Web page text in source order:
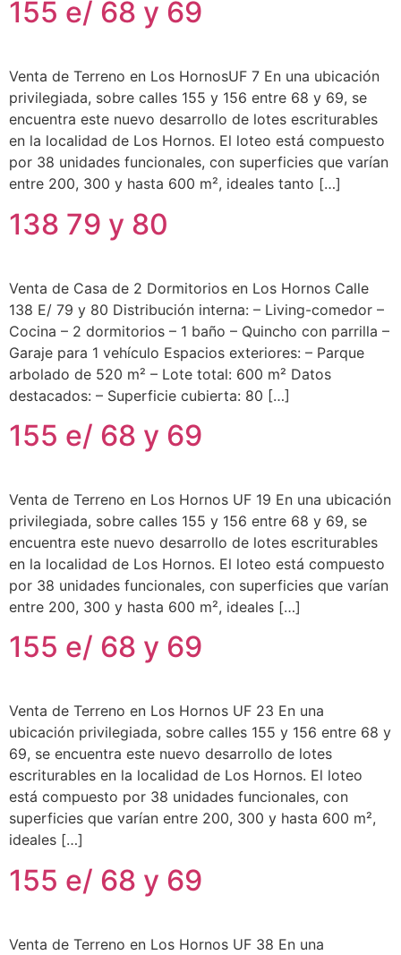
155 e/ 68 y 69
Venta de Terreno en Los HornosUF 7 En una ubicación
privilegiada, sobre calles 155 y 156 entre 68 y 69, se
encuentra este nuevo desarrollo de lotes escriturables
en la localidad de Los Hornos. El loteo está compuesto
por 38 unidades funcionales, con superficies que varían
entre 200, 300 y hasta 600 m², ideales tanto […]
138 79 y 80
Venta de Casa de 2 Dormitorios en Los Hornos Calle
138 E/ 79 y 80 Distribución interna: – Living-comedor –
Cocina – 2 dormitorios – 1 baño – Quincho con parrilla –
Garaje para 1 vehículo Espacios exteriores: – Parque
arbolado de 520 m² – Lote total: 600 m² Datos
destacados: – Superficie cubierta: 80 […]
155 e/ 68 y 69
Venta de Terreno en Los Hornos UF 19 En una ubicación
privilegiada, sobre calles 155 y 156 entre 68 y 69, se
encuentra este nuevo desarrollo de lotes escriturables
en la localidad de Los Hornos. El loteo está compuesto
por 38 unidades funcionales, con superficies que varían
entre 200, 300 y hasta 600 m², ideales […]
155 e/ 68 y 69
Venta de Terreno en Los Hornos UF 23 En una
ubicación privilegiada, sobre calles 155 y 156 entre 68 y
69, se encuentra este nuevo desarrollo de lotes
escriturables en la localidad de Los Hornos. El loteo
está compuesto por 38 unidades funcionales, con
superficies que varían entre 200, 300 y hasta 600 m²,
ideales […]
155 e/ 68 y 69
Venta de Terreno en Los Hornos UF 38 En una